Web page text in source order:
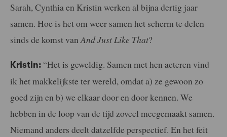
Sarah, Cynthia en Kristin werken al bijna dertig jaar
samen. Hoe is het om weer samen het scherm te delen
sinds de komst van And Just Like That?
Kristin: “Het is geweldig. Samen met hen acteren vind
ik het makkelijkste ter wereld, omdat a) ze gewoon zo
goed zijn en b) we elkaar door en door kennen. We
hebben in de loop van de tijd zoveel meegemaakt samen.
Niemand anders deelt datzelfde perspectief. En het feit